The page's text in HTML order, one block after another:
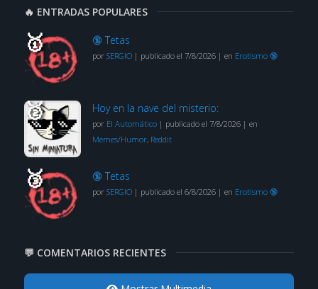
🔥 ENTRADAS POPULARES
🔞 Tetas
por SERGIO| publicado el 7/8/2026| en Erotismo 🔞
Hoy en la nave del misterio:
por El Automático| publicado el 7/8/2026| en
Memes/Humor, Reddit
🔞 Tetas
por SERGIO| publicado el 6/8/2026| en Erotismo 🔞
💬 COMENTARIOS RECIENTES